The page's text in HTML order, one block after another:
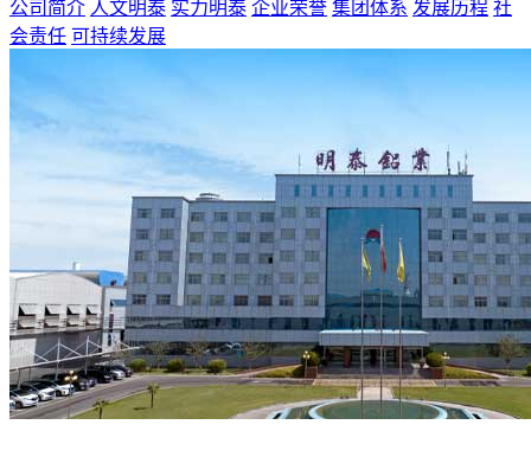
公司简介 人文明泰 实力明泰 企业荣誉 集团体系 发展历程 社
会责任 可持续发展